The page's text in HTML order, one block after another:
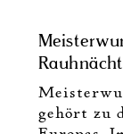
gehört zu